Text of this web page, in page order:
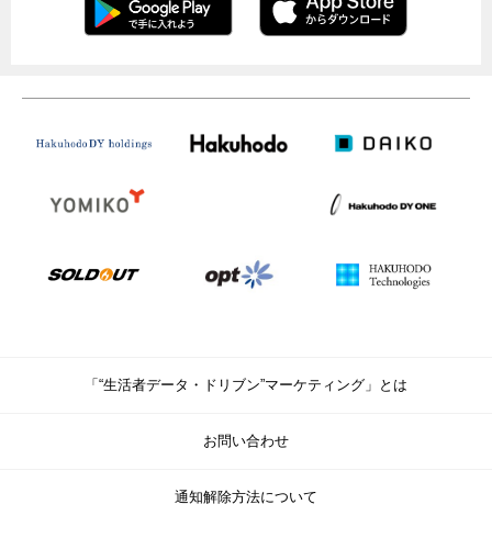
「“生活者データ・ドリブン”マーケティング」とは
お問い合わせ
通知解除方法について